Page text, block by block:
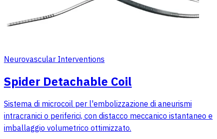
Neurovascular Interventions
Spider Detachable Coil
Sistema di microcoil per l'embolizzazione di aneurismi
intracranici o periferici, con distacco meccanico istantaneo e
imballaggio volumetrico ottimizzato.